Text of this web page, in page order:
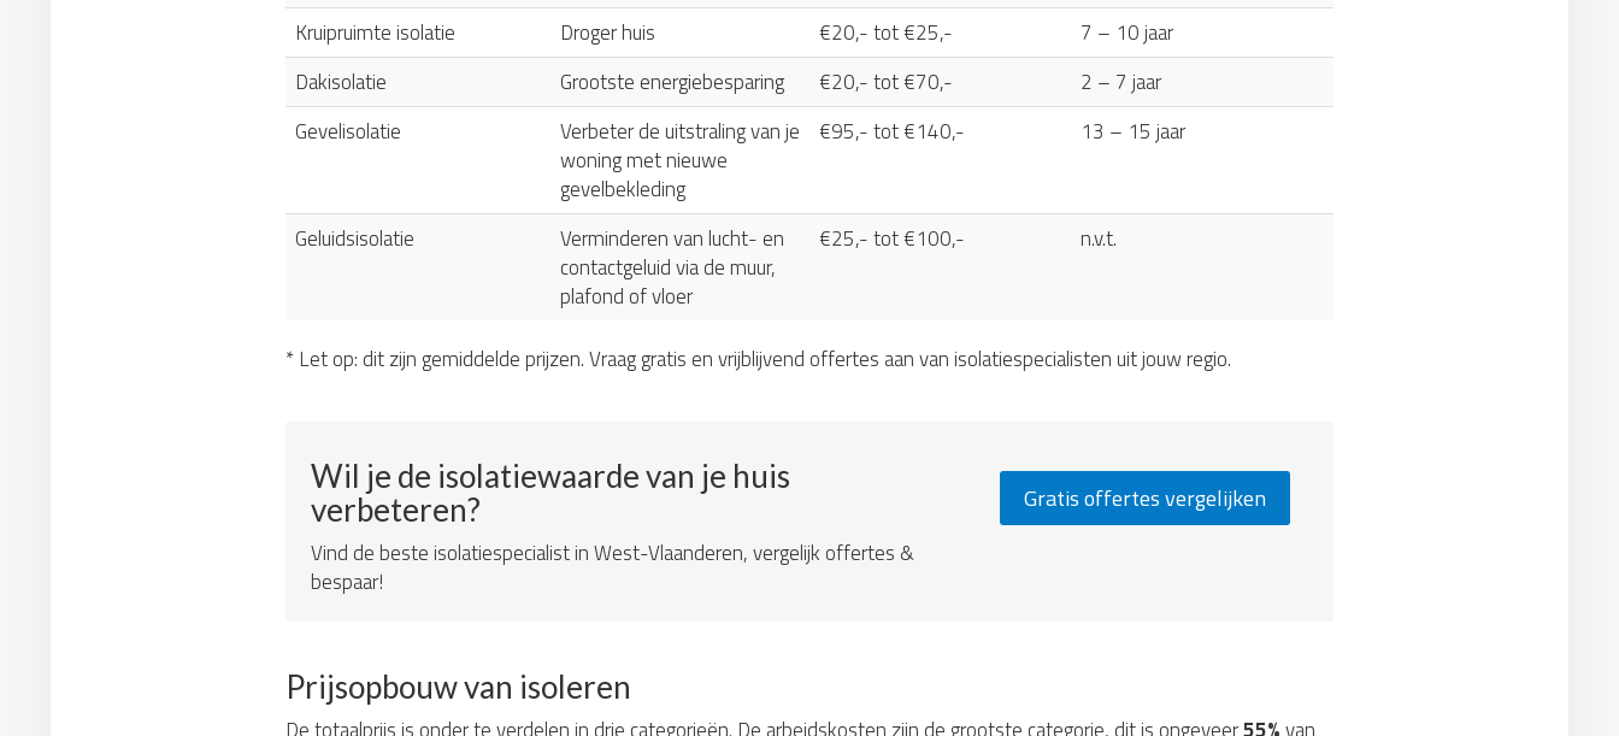
Kruipruimte isolatie Droger huis €20,- tot €25,-
7 – 10 jaar
Dakisolatie
Grootste energiebesparing €20,- tot €70,-
2 – 7 jaar
Gevelisolatie
Verbeter de uitstraling van je
woning met nieuwe
gevelbekleding
€95,- tot €140,- 13 – 15 jaar
Geluidsisolatie
Verminderen van lucht- en
contactgeluid via de muur,
plafond of vloer
€25,- tot €100,- n.v.t.
* Let op: dit zijn gemiddelde prijzen. Vraag gratis en vrijblijvend offertes aan van isolatiespecialisten uit jouw regio.
Wil je de isolatiewaarde van je huis
verbeteren?
Vind de beste isolatiespecialist in West-Vlaanderen, vergelijk offertes &
bespaar!
Gratis offertes vergelijken
Prijsopbouw van isoleren